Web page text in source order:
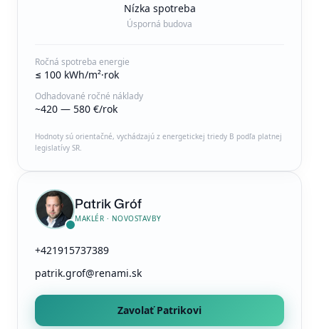
Nízka spotreba
Úsporná budova
Ročná spotreba energie
≤ 100 kWh/m²·rok
Odhadované ročné náklady
~420 — 580 €/rok
Hodnoty sú orientačné, vychádzajú z energetickej triedy B podľa platnej
legislatívy SR.
Patrik Gróf
MAKLÉR · NOVOSTAVBY
+421915737389
patrik.grof@renami.sk
Zavolať Patrikovi